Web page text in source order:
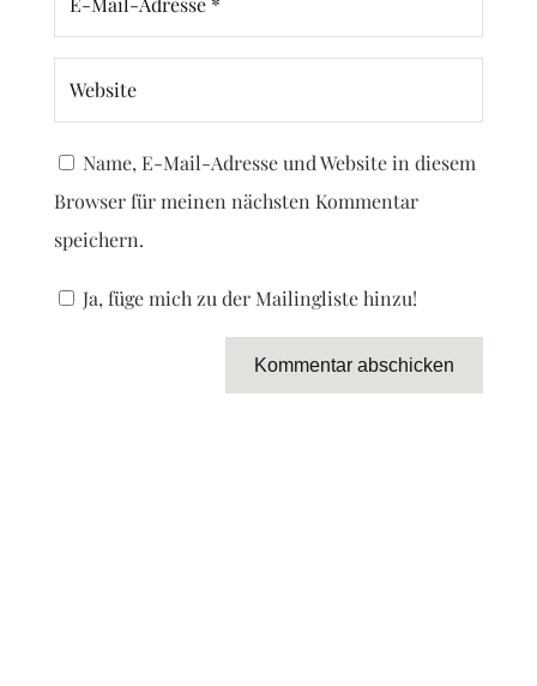
Name, E-Mail-Adresse und Website in diesem
Browser für meinen nächsten Kommentar
speichern.
Ja, füge mich zu der Mailingliste hinzu!
Kommentar abschicken